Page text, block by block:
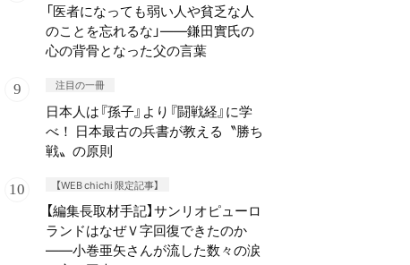
「医者になっても弱い人や貧乏な人
のことを忘れるな」——鎌田實氏の
心の背骨となった父の言葉
注目の一冊
日本人は『孫子』より『闘戦経』に学
べ！ 日本最古の兵書が教える〝勝ち
戦〟の原則
【WEB chichi 限定記事】
【編集長取材手記】サンリオピューロ
ランドはなぜＶ字回復できたのか
——小巻亜矢さんが流した数々の涙